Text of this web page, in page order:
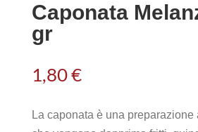
Caponata
gr
1,80€
La caponata è una preparazione